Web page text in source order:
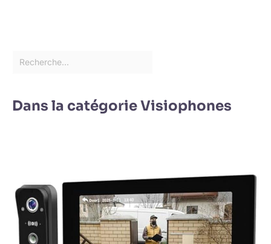
Dans la catégorie Visiophones